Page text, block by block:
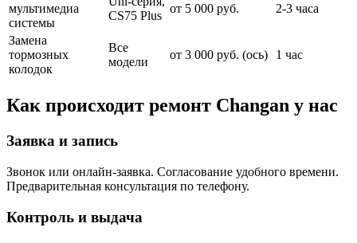
мультимедиа
системы
CS75 Plus
от 5 000 руб. 2-3 часа
Замена
тормозных
колодок
Все
модели
от 3 000 руб. (ось) 1 час
Как происходит ремонт Changan у нас
Заявка и запись
Звонок или онлайн-заявка. Согласование удобного времени.
Предварительная консультация по телефону.
Контроль и выдача